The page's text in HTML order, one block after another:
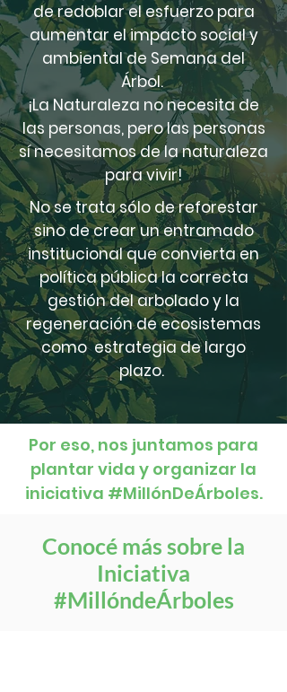
de redoblar el esfuerzo para
aumentar el impacto social y
ambiental de Semana del
Árbol.
¡La Naturaleza no necesita de
las personas, pero las personas
sí necesitamos de la naturaleza
para vivir!
No se trata sólo de reforestar
sino de crear un entramado
institucional que convierta en
política pública la correcta
gestión del arbolado y la
regeneración de ecosistemas
como estrategia de largo
plazo.
Por eso, nos juntamos para
plantar vida y organizar la
iniciativa #MillónDeÁrboles.
Conocé más sobre la
Iniciativa
#MillóndeÁrboles